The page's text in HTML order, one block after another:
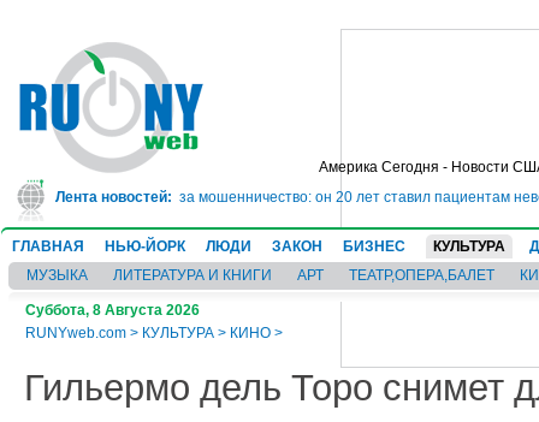
Америка Сегодня - Новости
Лента новостей:
в тюрьму на 10 лет за мошенничество: он 20 лет ставил пациентам
ГЛАВНАЯ НЬЮ-ЙОРК ЛЮДИ ЗАКОН БИЗНЕС КУЛЬТУРА
МУЗЫКА
ЛИТЕРАТУРА И КНИГИ АРТ ТЕАТР,ОПЕРА,БАЛЕТ
Суббота, 8 Августа 2026
RUNYweb.com > КУЛЬТУРА > КИНО >
Гильермо дель Торо снимет